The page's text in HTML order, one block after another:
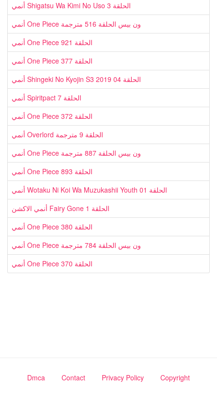
أنمي Shigatsu Wa Kimi No Uso الحلقة 3
أنمي One Piece ون بيس الحلقة 516 مترجمة
أنمي One Piece الحلقة 921
أنمي One Piece الحلقة 377
أنمي Shingeki No Kyojin S3 2019 الحلقة 04
أنمي Spiritpact الحلقة 7
أنمي One Piece الحلقة 372
أنمي Overlord الحلقة 9 مترجمة
أنمي One Piece ون بيس الحلقة 887 مترجمة
أنمي One Piece الحلقة 893
أنمي Wotaku Ni Koi Wa Muzukashii Youth الحلقة 01
أنمي الاكشن Fairy Gone الحلقة 1
أنمي One Piece الحلقة 380
أنمي One Piece ون بيس الحلقة 784 مترجمة
أنمي One Piece الحلقة 370
Dmca Contact Privacy Policy Copyright